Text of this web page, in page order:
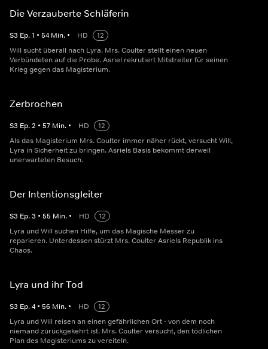
Die Verzauberte Schläferin
S3 Ep.1 • 54 Min. • HD
12
Will sucht überall nach Lyra. Mrs. Coulter stellt einen neuen
Verbündeten auf die Probe. Asriel rekrutiert Mitstreiter für seinen
Krieg gegen das Magisterium.
Zerbrochen
S3 Ep.2 • 57 Min. • HD
12
Als das Magisterium Mrs. Coulter immer näher rückt, versucht Will,
Lyra in Sicherheit zu bringen. Asriels Basis bekommt derweil
unerwarteten Besuch.
Der Intentionsgleiter
S3 Ep.3 • 55 Min. • HD
12
Lyra und Will suchen Hilfe, um das Magische Messer zu
reparieren. Unterdessen stürzt Mrs. Coulter Asriels Republik ins
Chaos.
Lyra und ihr Tod
S3 Ep.4 • 56 Min. • HD
12
Lyra und Will reisen an einen gefährlichen Ort - von dem noch
niemand zurückgekehrt ist. Mrs. Coulter versucht, den tödlichen
Plan des Magisteriums zu vereiteln.